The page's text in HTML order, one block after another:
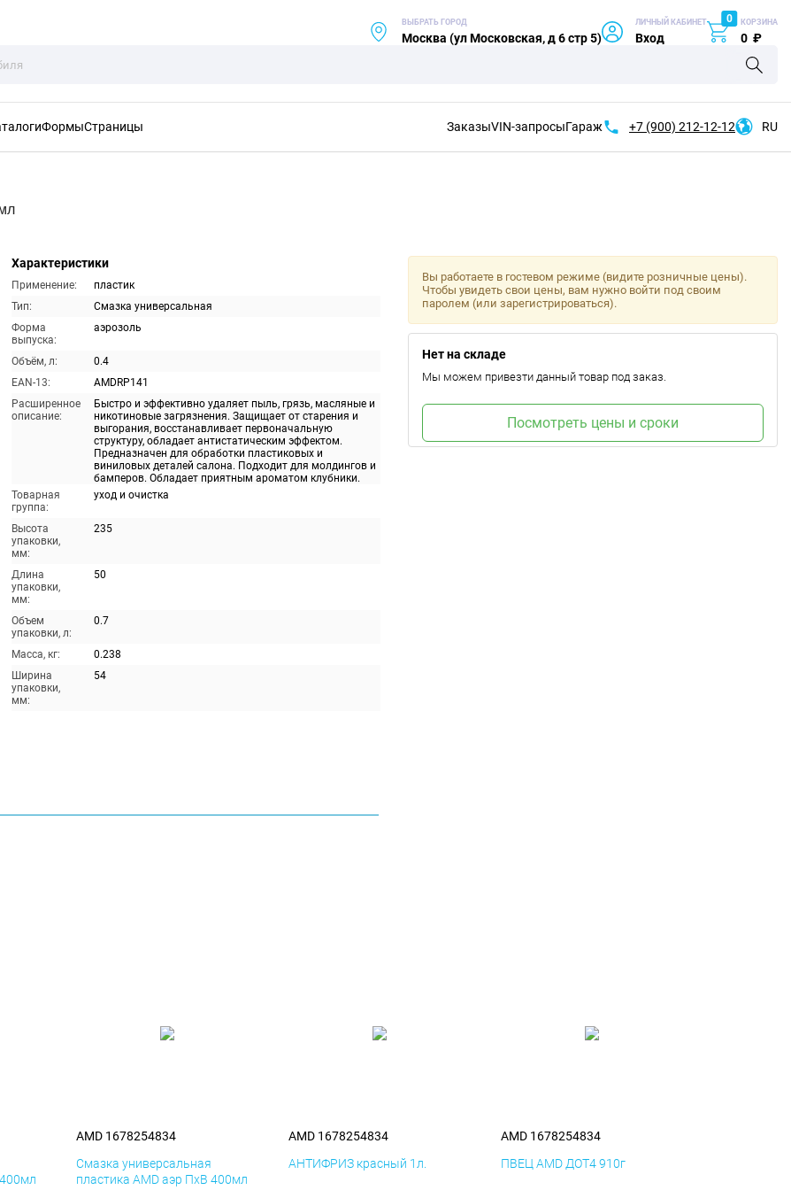
ВЫБРАТЬ ГОРОД
Москва (ул Московская, д 6 стр 5)
ЛИЧНЫЙ КАБИНЕТ
Вход
0 КОРЗИНА
0 ₽
ФормыСтраницы ЗаказыVIN-запросыГараж +7 (900) 212-12-12 RU
Характеристики
Применение:
пластик
Тип:
Смазка универсальная
Форма
выпуска:
аэрозоль
Объём, л:
0.4
EAN-13:
AMDRP141
Расширенное
описание:
Быстро и эффективно удаляет пыль, грязь, масляные и
никотиновые загрязнения. Защищает от старения и
выгорания, восстанавливает первоначальную
структуру, обладает антистатическим эффектом.
Предназначен для обработки пластиковых и
виниловых деталей салона. Подходит для молдингов и
бамперов. Обладает приятным ароматом клубники.
Товарная
группа:
уход и очистка
Высота
упаковки,
мм:
235
Длина
упаковки,
мм:
50
Объем
упаковки, л:
0.7
Масса, кг:
0.238
Ширина
упаковки,
мм:
54
Вы работаете в гостевом режиме (видите розничные цены).
Чтобы увидеть свои цены, вам нужно войти под своим
паролем (или зарегистрироваться).
Нет на складе
Мы можем привезти данный товар под заказ.
Посмотреть цены и сроки
AMD 1678254834
Смазка универсальная
пластика AMD аэр ПхВ 400мл
AMD 1678254834
АНТИФРИЗ красный 1л.
AMD 1678254834
ПВЕЦ AMD ДОТ4 910г